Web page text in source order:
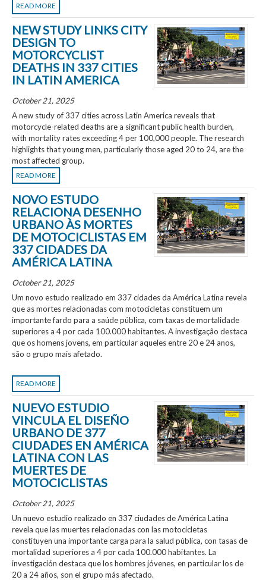
READ MORE
NEW STUDY LINKS CITY
DESIGN TO
MOTORCYCLIST
DEATHS IN 337 CITIES
IN LATIN AMERICA
October 21, 2025
A new study of 337 cities across Latin America reveals that
motorcycle-related deaths are a significant public health burden,
with mortality rates exceeding 4 per 100,000 people. The research
highlights that young men, particularly those aged 20 to 24, are the
most affected group.
READ MORE
NOVO ESTUDO
RELACIONA DESENHO
URBANO ÀS MORTES
DE MOTOCICLISTAS EM
337 CIDADES DA
AMÉRICA LATINA
October 21, 2025
Um novo estudo realizado em 337 cidades da América Latina revela
que as mortes relacionadas com motocicletas constituem um
importante fardo para a saúde pública, com taxas de mortalidade
superiores a 4 por cada 100.000 habitantes. A investigação destaca
que os homens jovens, em particular aqueles entre 20 e 24 anos,
são o grupo mais afetado.
READ MORE
NUEVO ESTUDIO
VINCULA EL DISEÑO
URBANO DE 377
CIUDADES EN AMÉRICA
LATINA CON LAS
MUERTES DE
MOTOCICLISTAS
October 21, 2025
Un nuevo estudio realizado en 337 ciudades de América Latina
revela que las muertes relacionadas con las motocicletas
constituyen una importante carga para la salud pública, con tasas de
mortalidad superiores a 4 por cada 100.000 habitantes. La
investigación destaca que los hombres jóvenes, en particular los de
20 a 24 años, son el grupo más afectado.